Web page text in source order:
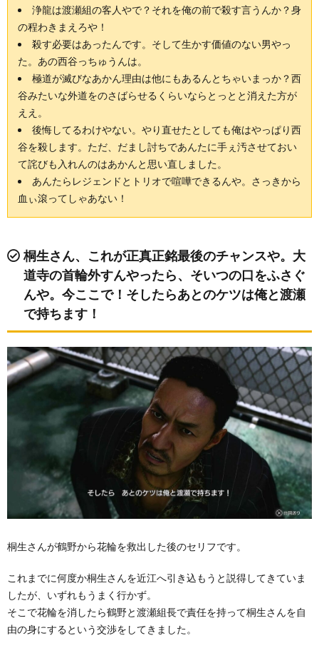
浄龍は渡瀬組の客人やで？それを俺の前で殺す言うんか？身
の程わきまえろや！
殺す必要はあったんです。そして生かす価値のない男やっ
た。あの西谷っちゅうんは。
極道が滅びなあかん理由は他にもあるんとちゃいまっか？西
谷みたいな外道をのさばらせるくらいならとっとと消えた方が
ええ。
後悔してるわけやない。やり直せたとしても俺はやっぱり西
谷を殺します。ただ、だまし討ちであんたに手ぇ汚させておい
て詫びも入れんのはあかんと思い直しました。
あんたらレジェンドとトリオで喧嘩できるんや。さっきから
血ぃ滾ってしゃあない！
桐生さん、これが正真正銘最後のチャンスや。大
道寺の首輪外すんやったら、そいつの口をふさぐ
んや。今ここで！そしたらあとのケツは俺と渡瀬
で持ちます！
桐生さんが鶴野から花輪を救出した後のセリフです。
これまでに何度か桐生さんを近江へ引き込もうと説得してきていま
したが、いずれもうまく行かず。
そこで花輪を消したら鶴野と渡瀬組長で責任を持って桐生さんを自
由の身にするという交渉をしてきました。